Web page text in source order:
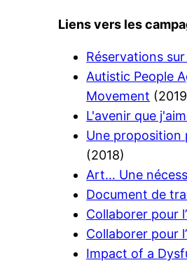
Liens vers les
Réservations
Autistic People
Movement
L'avenir que
Une proposition
(2018)
Art… Une
Document de
Collaborer pour
Collaborer pour
Impact of a